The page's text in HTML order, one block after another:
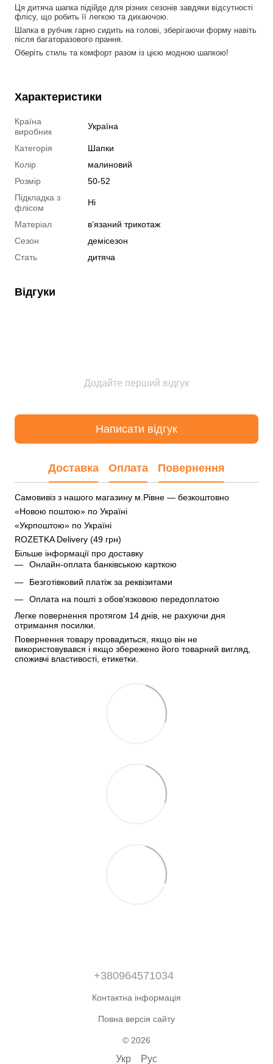
Ця дитяча шапка підійде для різних сезонів завдяки відсутності
флісу, що робить її легкою та дихаючою.
Шапка в рубчик гарно сидить на голові, зберігаючи форму навіть
після багаторазового прання.
Оберіть стиль та комфорт разом із цією модною шапкою!
Характеристики
Країна
виробник
Україна
Категорія
Шапки
Колір
малиновий
Розмір
50-52
Підкладка з
флісом
Ні
Матеріал
в’язаний трикотаж
Сезон
демісезон
Стать
дитяча
Відгуки
Додайте перший відгук
Написати відгук
Доставка Оплата Повернення
Самовивіз з нашого магазину м.Рівне — безкоштовно
«Новою поштою» по Україні
«Укрпоштою» по Україні
ROZETKA Delivery (49 грн)
Більше інформації про доставку
Онлайн-оплата банківською карткою
Безготівковий платіж за реквізитами
Оплата на пошті з обов'язковою передоплатою
Легке повернення протягом 14 днів, не рахуючи дня
отримання посилки.
Повернення товару провадиться, якщо він не
використовувався і якщо збережено його товарний вигляд,
споживчі властивості, етикетки.
+380964571034
Контактна інформація
Повна версія сайту
© 2026
Укр Рус